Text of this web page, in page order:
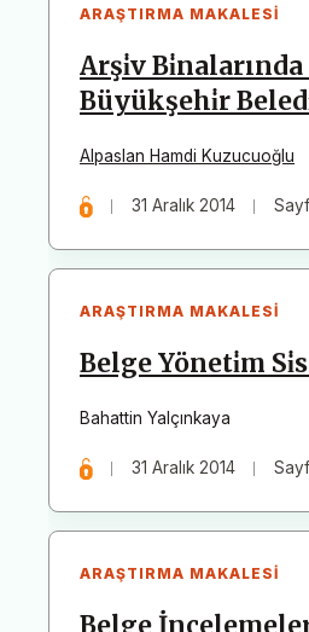
ARAŞTIRMA MAKALESI
Arşi̇v
Büyükşehi̇r
Alpaslan Hamdi Kuzucuoğlu
31 Aralık 2014
ARAŞTIRMA MAKALESI
Belge Yöneti̇m
Bahattin Yalçınkaya
31 Aralık 2014
ARAŞTIRMA MAKALESI